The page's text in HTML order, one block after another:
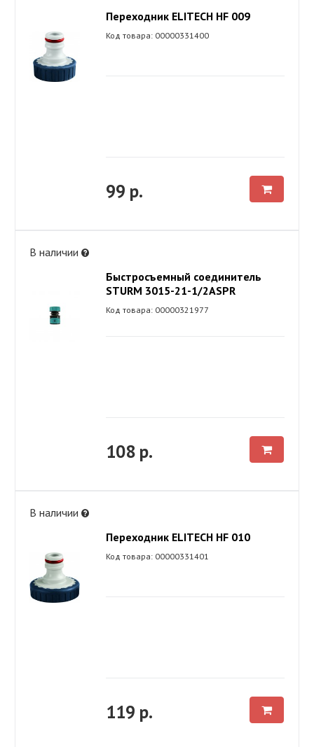
Переходник ELITECH HF 009
Код товара: 00000331400
99 р.
В наличии
Быстросъемный соединитель
STURM 3015-21-1/2ASPR
Код товара: 00000321977
108 р.
В наличии
Переходник ELITECH HF 010
Код товара: 00000331401
119 р.